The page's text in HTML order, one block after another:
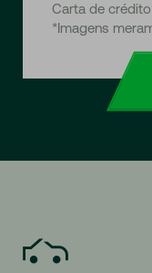
Carta de
*Imagens